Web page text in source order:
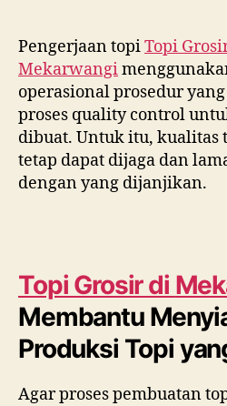
Pengerjaan topiTopi
Mekarwangi
operasional prosedur
proses quality control
dibuat. Untuk itu, kualitas
tetap dapat dijaga dan
dengan yang dijanjikan.
Topi Grosir di
Membantu
Produksi Topi
Agar proses pembuatan